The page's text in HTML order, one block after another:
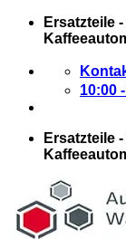
Zum
Ersatzteile
10:00
Ersatzteile